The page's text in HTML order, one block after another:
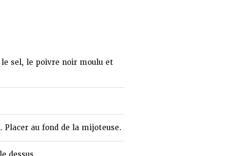
sel, le poivre noir moulu et
Placer au fond de la mijoteuse.